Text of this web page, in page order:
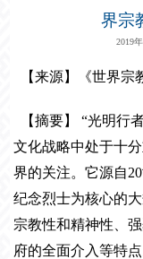
界宗
2019
【来源】《世界宗
【摘要】 “光明行
文化战略中处于十
界的关注。它源自
纪念烈士为核心的
宗教性和精神性、
府的全面介入等特